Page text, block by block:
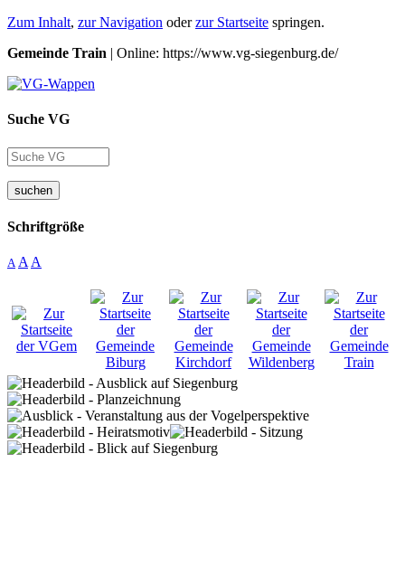
Zum Inhalt, zur Navigation oderzur Startseite springen.
Gemeinde Train | Online: https://www.vg-siegenburg.de/
Suche VG
suchen
Schriftgröße
A A A